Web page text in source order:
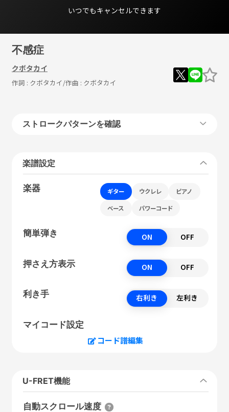
いつでもキャンセルできます
不感症
クボタカイ
作詞 : クボタカイ/作曲 : クボタカイ
ストロークパターンを確認
楽譜設定
楽器 ギター ウクレレ ピアノ
ベース パワーコード
簡単弾き ON OFF
押さえ方表示 ON OFF
利き手 右利き 左利き
マイコード設定
コード譜編集
U-FRET機能
自動スクロール速度